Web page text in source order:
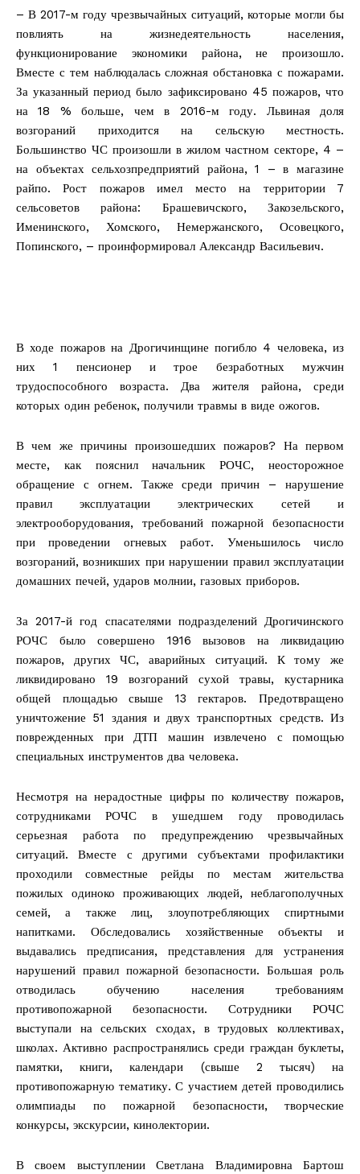
– В 2017-м году чрезвычайных ситуаций, которые могли бы
повлиять на жизнедеятельность населения,
функционирование экономики района, не произошло.
Вместе с тем наблюдалась сложная обстановка с пожарами.
За указанный период было зафиксировано 45 пожаров, что
на 18 % больше, чем в 2016-м году. Львиная доля
возгораний приходится на сельскую местность.
Большинство ЧС произошли в жилом частном секторе, 4 –
на объектах сельхозпредприятий района, 1 – в магазине
райпо. Рост пожаров имел место на территории 7
сельсоветов района: Брашевичского, Закозельского,
Именинского, Хомского, Немержанского, Осовецкого,
Попинского, – проинформировал Александр Васильевич.
В ходе пожаров на Дрогичинщине погибло 4 человека, из
них 1 пенсионер и трое безработных мужчин
трудоспособного возраста. Два жителя района, среди
которых один ребенок, получили травмы в виде ожогов.
В чем же причины произошедших пожаров? На первом
месте, как пояснил начальник РОЧС, неосторожное
обращение с огнем. Также среди причин – нарушение
правил эксплуатации электрических сетей и
электрооборудования, требований пожарной безопасности
при проведении огневых работ. Уменьшилось число
возгораний, возникших при нарушении правил эксплуатации
домашних печей, ударов молнии, газовых приборов.
За 2017-й год спасателями подразделений Дрогичинского
РОЧС было совершено 1916 вызовов на ликвидацию
пожаров, других ЧС, аварийных ситуаций. К тому же
ликвидировано 19 возгораний сухой травы, кустарника
общей площадью свыше 13 гектаров. Предотвращено
уничтожение 51 здания и двух транспортных средств. Из
поврежденных при ДТП машин извлечено с помощью
специальных инструментов два человека.
Несмотря на нерадостные цифры по количеству пожаров,
сотрудниками РОЧС в ушедшем году проводилась
серьезная работа по предупреждению чрезвычайных
ситуаций. Вместе с другими субъектами профилактики
проходили совместные рейды по местам жительства
пожилых одиноко проживающих людей, неблагополучных
семей, а также лиц, злоупотребляющих спиртными
напитками. Обследовались хозяйственные объекты и
выдавались предписания, представления для устранения
нарушений правил пожарной безопасности. Большая роль
отводилась обучению населения требованиям
противопожарной безопасности. Сотрудники РОЧС
выступали на сельских сходах, в трудовых коллективах,
школах. Активно распространялись среди граждан буклеты,
памятки, книги, календари (свыше 2 тысяч) на
противопожарную тематику. С участием детей проводились
олимпиады по пожарной безопасности, творческие
конкурсы, экскурсии, кинолектории.
В своем выступлении Светлана Владимировна Бартош